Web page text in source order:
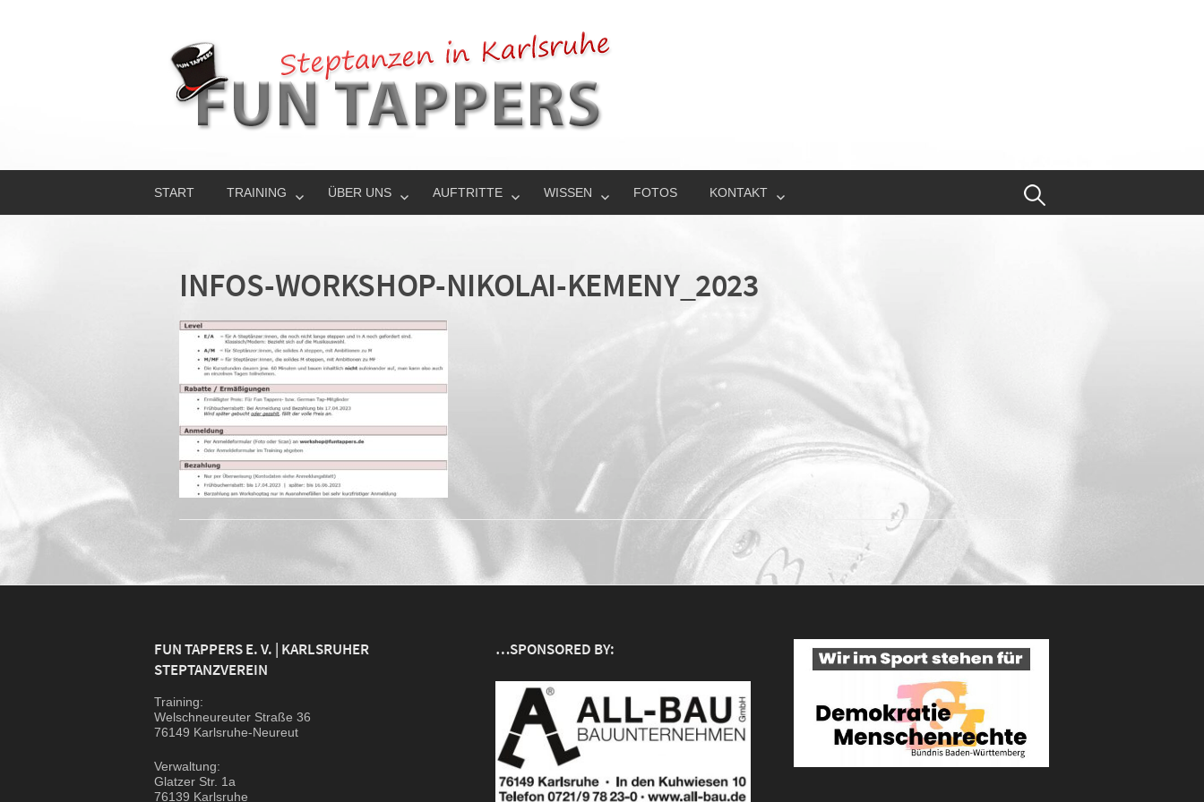
START TRAINING ÜBER UNS AUFTRITTE WISSEN FOTOS KONTAKT
INFOS-WORKSHOP-NIKOLAI-KEMENY_2023
FUN TAPPERS E. V. | KARLSRUHER
STEPTANZVEREIN
Trai­ning:
Wel­sch­neu­reu­ter Stra­ße 36
76149 Karlsruhe-Neureut
Ver­wal­tung:
Glat­zer Str. 1a
76139 Karlsruhe
…SPONSORED BY: